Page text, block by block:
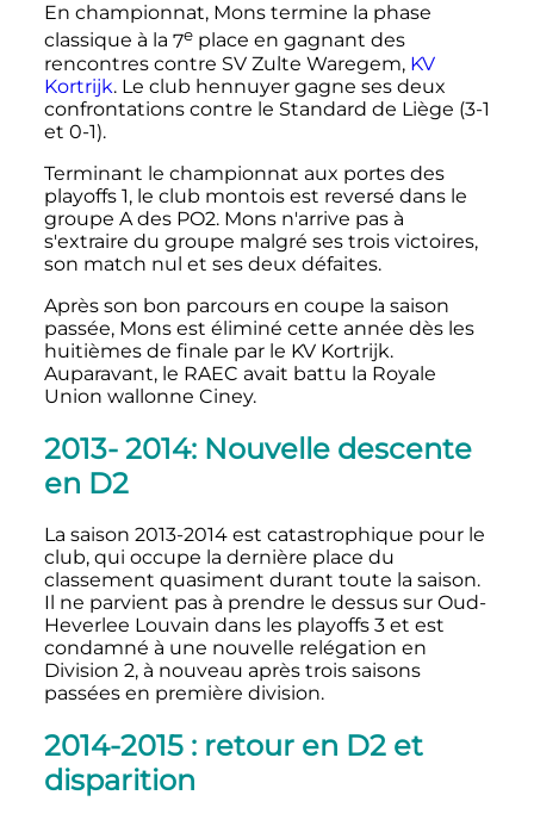
En championnat, Mons termine la phase
classique à la 7e place en gagnant des
rencontres contre SV Zulte Waregem, KV
Kortrijk. Le club hennuyer gagne ses deux
confrontations contre le Standard de Liège (3-1
et 0-1).
Terminant le championnat aux portes des
playoffs 1, le club montois est reversé dans le
groupe A des PO2. Mons n'arrive pas à
s'extraire du groupe malgré ses trois victoires,
son match nul et ses deux défaites.
Après son bon parcours en coupe la saison
passée, Mons est éliminé cette année dès les
huitièmes de finale par le KV Kortrijk.
Auparavant, le RAEC avait battu la Royale
Union wallonne Ciney.
2013- 2014: Nouvelle descente
en D2
La saison 2013-2014 est catastrophique pour le
club, qui occupe la dernière place du
classement quasiment durant toute la saison.
Il ne parvient pas à prendre le dessus sur Oud-
Heverlee Louvain dans les playoffs 3 et est
condamné à une nouvelle relégation en
Division 2, à nouveau après trois saisons
passées en première division.
2014-2015 : retour en D2 et
disparition